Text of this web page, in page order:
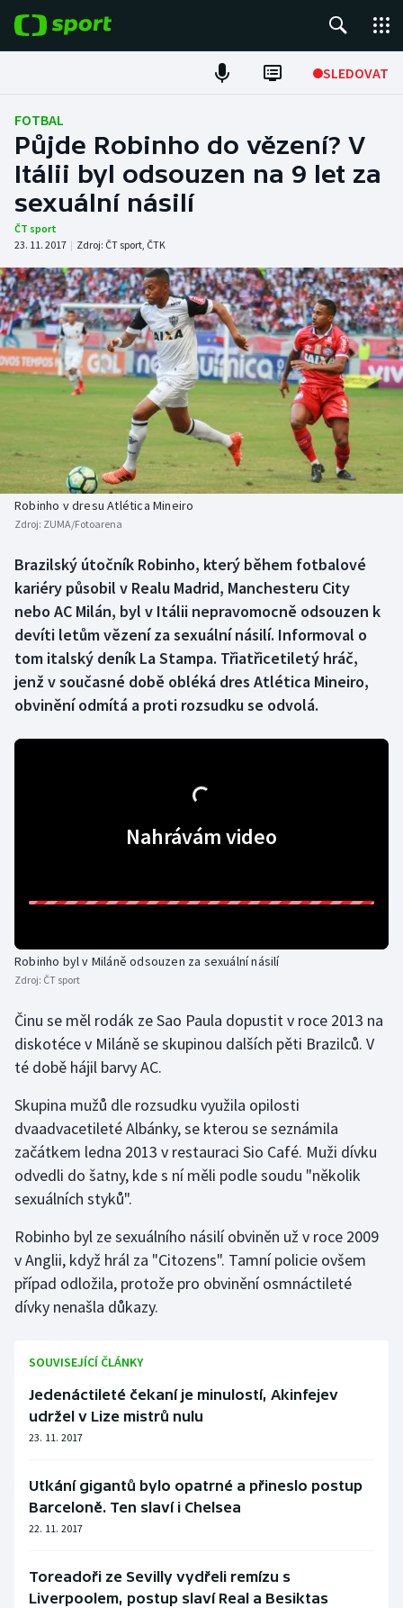
SLEDOVAT
Fotbal
Hokej
Tenis
Atletika
Cyklistika
DALŠÍ SPORTY
Americký fotbal
Baseball a softbal
Basketbal
Biatlon
Box
Curling
Dostihy
Judo
Krasobruslení
Lezení
Lyže a snowboard
Moderní pětiboj
Motorsport
Olympijské hry
Parasport
Plážový volejbal
Ragby
Rychlostní kanoistika
Sportovní střelba
NEPŘEHLÉDNĚTE
Historické návraty
Aplikace ČT sport
FOTBAL
Půjde Robinho do vězení? V
Itálii byl odsouzen na 9 let za
sexuální násilí
ČT sport
23. 11. 2017 | Zdroj: ČT sport, ČTK
Robinho v dresu Atlética Mineiro
Zdroj: ZUMA/Fotoarena
Brazilský útočník Robinho, který během fotbalové
kariéry působil v Realu Madrid, Manchesteru City
nebo AC Milán, byl v Itálii nepravomocně odsouzen k
devíti letům vězení za sexuální násilí. Informoval o
tom italský deník La Stampa. Třiatřicetiletý hráč,
jenž v současné době obléká dres Atlética Mineiro,
obvinění odmítá a proti rozsudku se odvolá.
Nahrávám video
Robinho byl v Miláně odsouzen za sexuální násilí
Zdroj: ČT sport
Činu se měl rodák ze Sao Paula dopustit v roce 2013 na
diskotéce v Miláně se skupinou dalších pěti Brazilců. V
té době hájil barvy AC.
Skupina mužů dle rozsudku využila opilosti
dvaadvacetileté Albánky, se kterou se seznámila
začátkem ledna 2013 v restauraci Sio Café. Muži dívku
odvedli do šatny, kde s ní měli podle soudu "několik
sexuálních styků".
Robinho byl ze sexuálního násilí obviněn už v roce 2009
v Anglii, když hrál za "Citozens". Tamní policie ovšem
případ odložila, protože pro obvinění osmnáctileté
dívky nenašla důkazy.
SOUVISEJÍCÍ ČLÁNKY
Jedenáctileté čekaní je minulostí, Akinfejev
udržel v Lize mistrů nulu
23. 11. 2017
Utkání gigantů bylo opatrné a přineslo postup
Barceloně. Ten slaví i Chelsea
22. 11. 2017
Toreadoři ze Sevilly vydřeli remízu s
Liverpoolem, postup slaví Real a Besiktas